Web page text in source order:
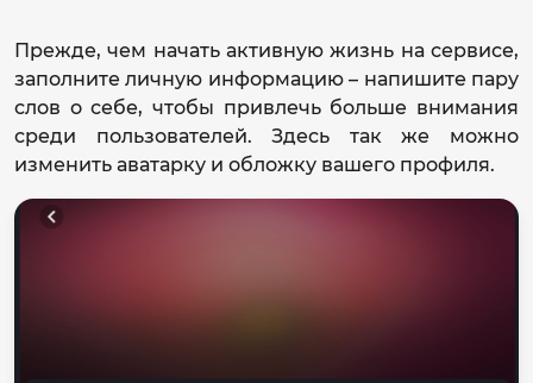
Прежде, чем начать активную жизнь на сервисе,
заполните личную информацию – напишите пару
слов о себе, чтобы привлечь больше внимания
среди пользователей. Здесь так же можно
изменить аватарку и обложку вашего профиля.